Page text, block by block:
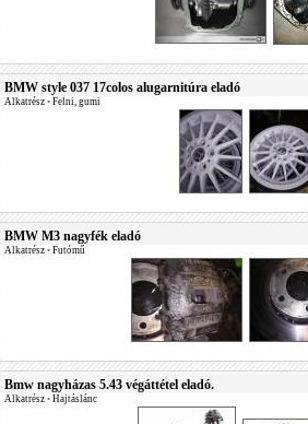
BMW style 037 17colos alugarnitúra eladó
Alkatrész • Felni, gumi
BMW M3 nagyfék eladó
Alkatrész • Futómű
Bmw nagyházas 5.43 végáttétel eladó.
Alkatrész • Hajtáslánc